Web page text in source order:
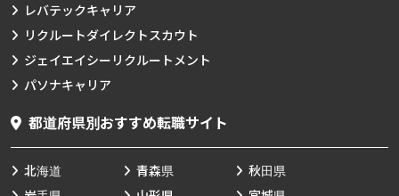
レバテックキャリア
リクルートダイレクトスカウト
ジェイエイシーリクルートメント
パソナキャリア
都道府県別おすすめ転職サイト
北海道 青森県
秋田県